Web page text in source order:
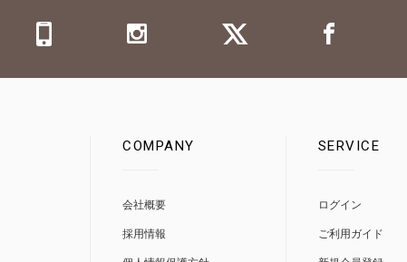
COMPANY
会社概要
採用情報
SERVICE
ログイン
ご利用ガイド